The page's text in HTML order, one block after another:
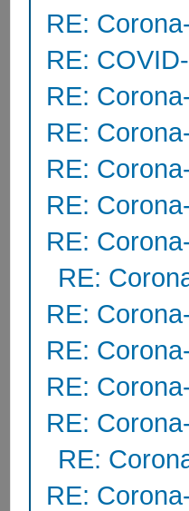
RE:
RE:
RE:
RE:
RE:
RE:
RE:
RE:
RE:
RE:
RE:
RE:
RE:
RE: